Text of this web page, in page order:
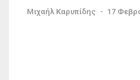
Μιχαήλ Καρυπίδης - 17